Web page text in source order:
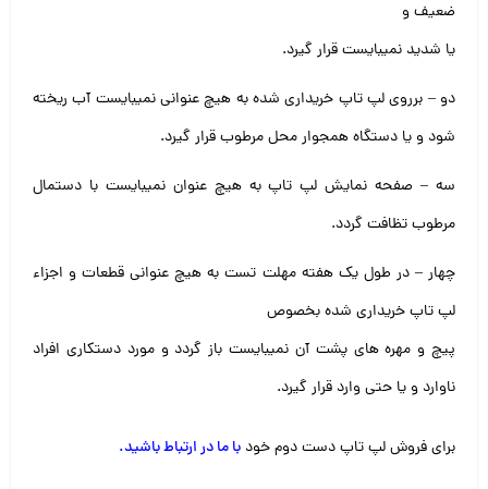
ضعیف و
یا شدید نمیبایست قرار گیرد.
دو – برروی لپ تاپ خریداری شده به هیچ عنوانی نمیبایست آب ریخته
شود و یا دستگاه همجوار محل مرطوب قرار گیرد.
سه – صفحه نمایش لپ تاپ به هیچ عنوان نمیبایست با دستمال
مرطوب تظافت گردد.
چهار – در طول یک هفته مهلت تست به هیچ عنوانی قطعات و اجزاء
لپ تاپ خریداری شده بخصوص
پیچ و مهره های پشت آن نمیبایست باز گردد و مورد دستکاری افراد
ناوارد و یا حتی وارد قرار گیرد.
برای فروش لپ تاپ دست دوم خود با ما در ارتباط باشید.